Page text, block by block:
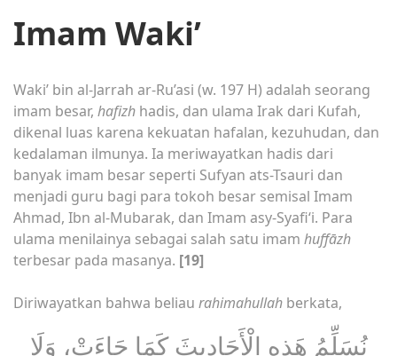
Imam Waki’
Waki’ bin al-Jarrah ar-Ru’asi (w. 197 H) adalah seorang
imam besar, hafizh hadis, dan ulama Irak dari Kufah,
dikenal luas karena kekuatan hafalan, kezuhudan, dan
kedalaman ilmunya. Ia meriwayatkan hadis dari
banyak imam besar seperti Sufyan ats-Tsauri dan
menjadi guru bagi para tokoh besar semisal Imam
Ahmad, Ibn al-Mubarak, dan Imam asy-Syafi‘i. Para
ulama menilainya sebagai salah satu imam huffāzh
terbesar pada masanya. [19]
Diriwayatkan bahwa beliau rahimahullah berkata,
نُسَلِّمُ هَذِهِ الْأَحَادِيثَ كَمَا جَاءَتْ، وَلَا